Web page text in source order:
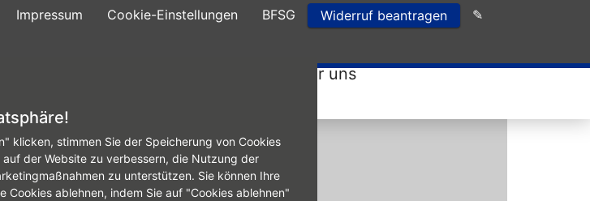
klicken, stimmen Sie der Speicherung von Cookies
der Website zu verbessern, die Nutzung der
zu unterstützen. Sie können Ihre
Cookies ablehnen, indem Sie auf "Cookies ablehnen"
Über uns
Impressum Cookie-Einstellungen BFSG Widerruf beantragen ✎